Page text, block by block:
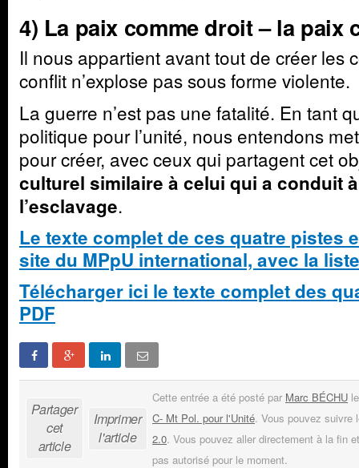
4) La paix comme droit – la paix
Il nous appartient avant tout de créer les
conflit n’explose pas sous forme violente.
La guerre n’est pas une fatalité. En tant
politique pour l’unité, nous entendons
pour créer, avec ceux qui partagent cet
culturel similaire à celui qui a conduit
l’esclavage.
Le texte complet de ces quatre pistes
site du MPpU international, avec la
Télécharger ici le texte complet des
PDF
Partager
cet
article
Imprimer
l'article
Cette entrée a été posté par Marc BÉCHU
C- Mt Pol. pour l'Unité. Vous pouvez
2.0. Vous pouvez aller directement à la fin
pas autorisé pour le moment.